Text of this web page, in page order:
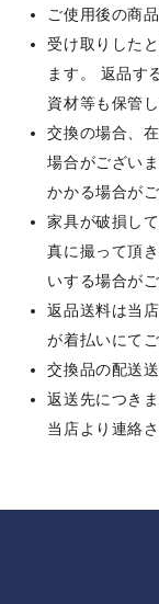
ご使用後の商
受け取りした
ます。 返品す
資材等も保管
交換の場合、
場合がござい
かかる場合がご
家具が破損し
真に撮って頂
いする場合がご
返品送料は当
が着払いにて
交換品の配送
返送先につき
当店より連絡